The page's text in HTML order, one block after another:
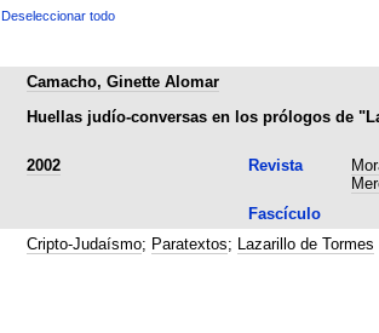
Deseleccionar todo
Camacho, Ginette Alomar
Huellas judío-conversas en los prólogos de
2002 Revista
Fascículo
Cripto-Judaísmo; Paratextos; Lazarillo de Tormes